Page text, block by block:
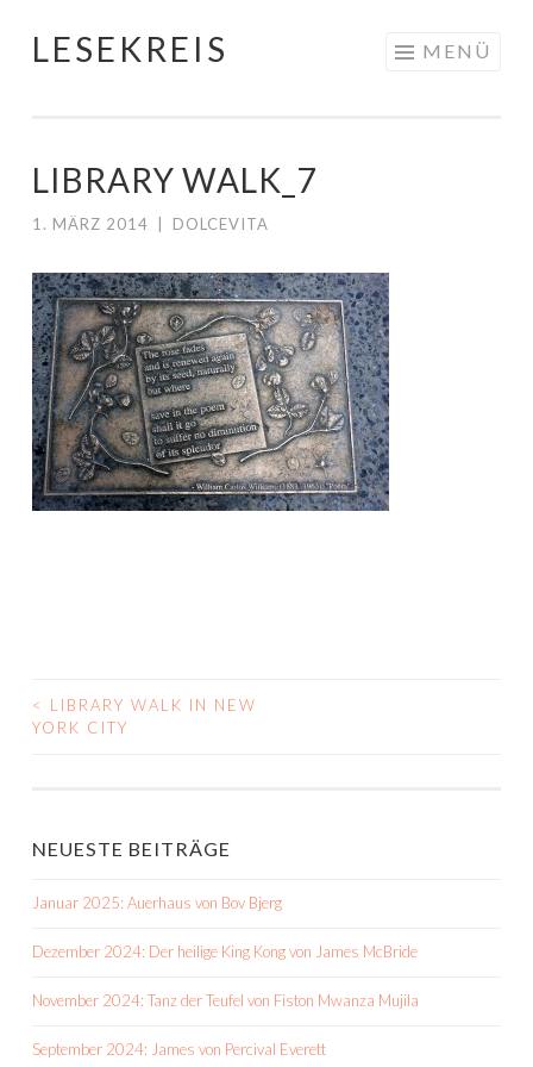
Springe
LESEKREIS MENÜ
LIBRARY WALK_7
1. MÄRZ 2014 DOLCEVITA
BEITRAGS-
<
LIBRARY WALK IN NEW
YORK CITY
NEUESTE BEITRÄGE
Januar 2025: Auerhaus von Bov Bjerg
Dezember 2024: Der heilige King Kong von James McBride
November 2024: Tanz der Teufel von Fiston Mwanza Mujila
September 2024: James von Percival Everett